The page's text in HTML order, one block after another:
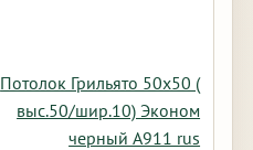
Потолок Грильято 50х50 (
выс.50/шир.10) Эконом
черный А911 rus